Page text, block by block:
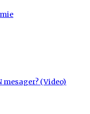
mesager? (Video)